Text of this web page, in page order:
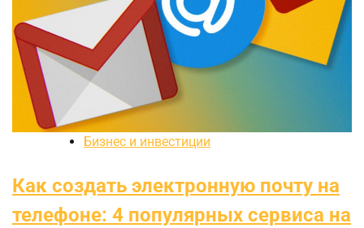
Бизнес и инвестиции
Как создать электронную почту на
телефоне: 4 популярных сервиса на